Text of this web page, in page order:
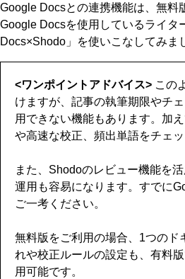
Google Docsとの連携機能は、無料
Google Docsを使用しているライタ
Docs×Shodo」を使いこなしてみま
<ワンポイントアドバイス> この
けますが、記事の執筆期限やチ
用できない機能もあります。加
や高速な校正、頻出単語をチェ
また、Shodoのレビュー機能を
運用も容易になります。すでに
ご一考ください。
無料版をご利用の場合、1つの
れや校正ルールの設定も、有料
用可能です。